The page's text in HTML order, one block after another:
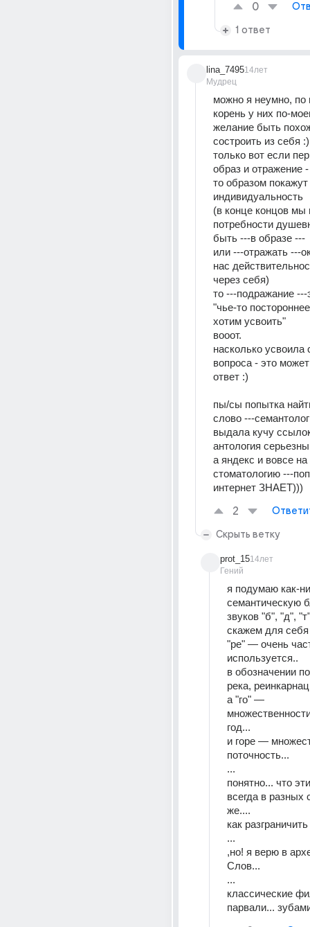
0
1 ответ
lina_7495
Мудрец
14лет
можно я неумно, по
корень у них по-
желание быть
состроить из себя
только вот если
образ и отражение
то образом покажут
индивидуальность
(в конце концов мы
потребности
быть ---в образе ---
или ---отражать ---
нас
через себя)
то ---подражание ---
"чье-то
хотим усвоить"
вооот.
насколько
вопроса - это
ответ :)
пы/сы попытка
слово ---
выдала кучу
антология
а яндекс и вовсе на
стоматологию ---
интернет ЗНАЕТ)))
2
Скрыть ветку
prot_15
Гений
14лет
я подумаю как-
семантическую
звуков "б", "д",
скажем для
"ре" — очень
используется..
в обозначении
река,
а "го" —
год...
и горе —
поточность...
...
понятно... что
всегда в разных
же....
как
...
,но! я верю в
Слов...
...
классические
парвали...